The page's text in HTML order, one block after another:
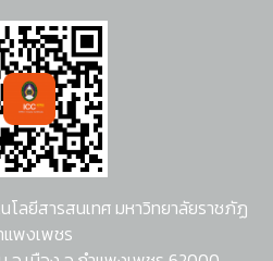
โลยีสารสนเทศ มหาวิทยาลัยราชภัฏ
แพงเพชร